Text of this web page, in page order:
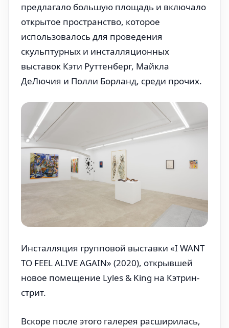
предлагало большую площадь и включало
открытое пространство, которое
использовалось для проведения
скульптурных и инсталляционных
выставок Кэти Руттенберг, Майкла
ДеЛючия и Полли Борланд, среди прочих.
Инсталляция групповой выставки «I WANT
TO FEEL ALIVE AGAIN» (2020), открывшей
новое помещение Lyles & King на Кэтрин-
стрит.
Вскоре после этого галерея расширилась,